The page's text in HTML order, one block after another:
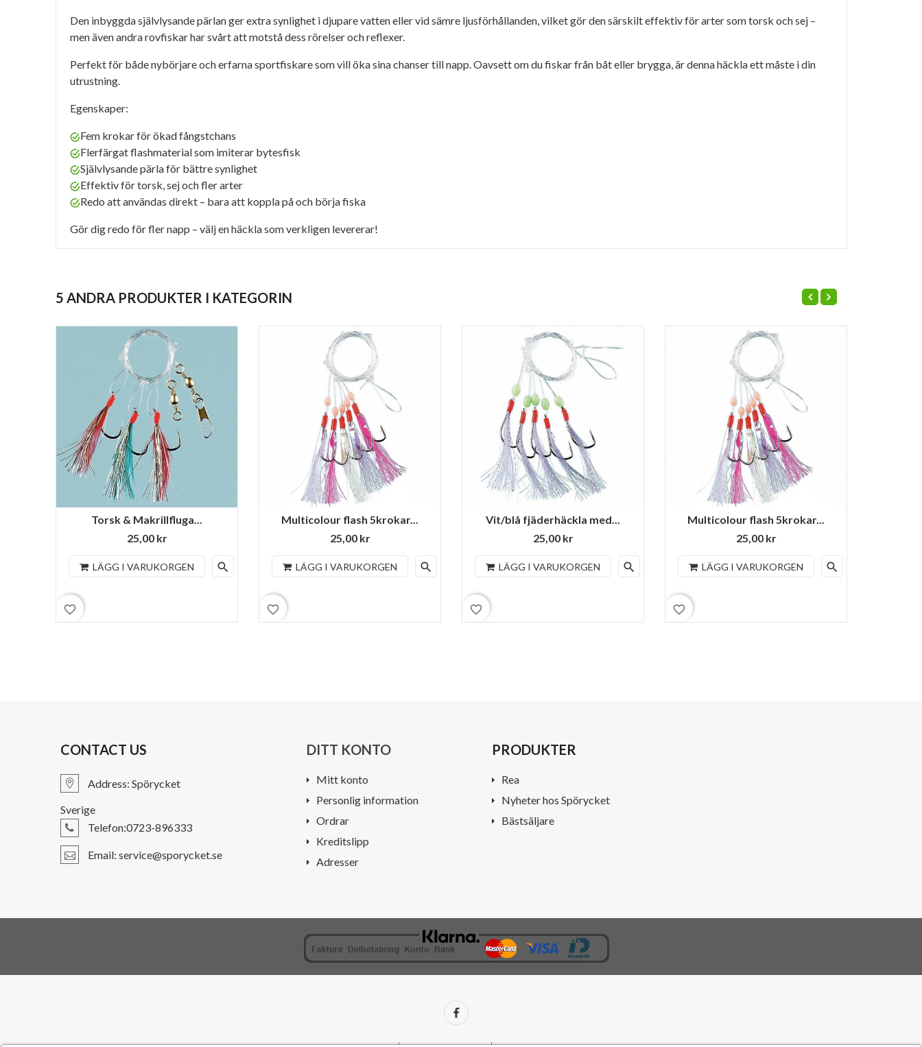
Den inbyggda självlysande pärlan ger extra synlighet i djupare vatten eller vid sämre ljusförhållanden, vilket gör den särskilt effektiv för arter som torsk och sej –
men även andra rovfiskar har svårt att motstå dess rörelser och reflexer.
Perfekt för både nybörjare och erfarna sportfiskare som vill öka sina chanser till napp. Oavsett om du fiskar från båt eller brygga, är denna häckla ett måste i din
utrustning.
Egenskaper:
Fem krokar för ökad fångstchans
Flerfärgat flashmaterial som imiterar bytesfisk
Självlysande pärla för bättre synlighet
Effektiv för torsk, sej och fler arter
Redo att användas direkt – bara att koppla på och börja fiska
Gör dig redo för fler napp – välj en häckla som verkligen levererar!
5 ANDRA PRODUKTER I KATEGORIN
Torsk & Makrillfluga...
25,00 kr
LÄGG I VARUKORGEN search
favorite_border
Multicolour flash 5krokar...
25,00 kr
LÄGG I VARUKORGEN search
favorite_border
Vit/blå fjäderhäckla med...
25,00 kr
LÄGG I VARUKORGEN search
favorite_border
Multicolour flash 5krokar...
25,00 kr
LÄGG I VARUKORGEN search
favorite_border
CONTACT US
Address: Spörycket
Sverige
Telefon:0723-896333
Email: service@sporycket.se
DITT KONTO
Mitt konto
Personlig information
Ordrar
Kreditslipp
Adresser
PRODUKTER
Rea
Nyheter hos Spörycket
Bästsäljare